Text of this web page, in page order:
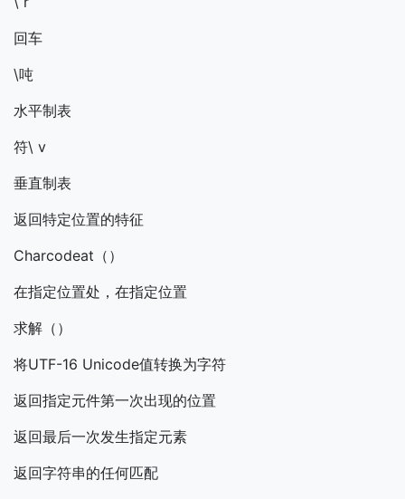
回车
\吨
水平制表
符\ v
垂直制表
返回特定位置的特征
Charcodeat（）
在指定位置处，在指定位置
求解（）
将UTF-16 Unicode值转换为字符
返回指定元件第一次出现的位置
返回最后一次发生指定元素
返回字符串的任何匹配